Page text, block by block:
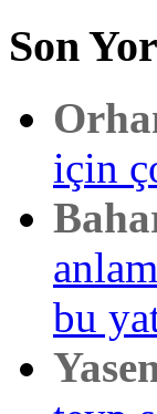
Son
için
bu